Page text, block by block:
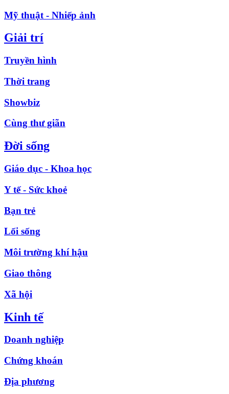
Mỹ thuật - Nhiếp ảnh
Giải trí
Truyền hình
Thời trang
Showbiz
Cùng thư giãn
Đời sống
Giáo dục - Khoa học
Y tế - Sức khoẻ
Bạn trẻ
Lối sống
Môi trường khí hậu
Giao thông
Xã hội
Kinh tế
Doanh nghiệp
Chứng khoán
Địa phương